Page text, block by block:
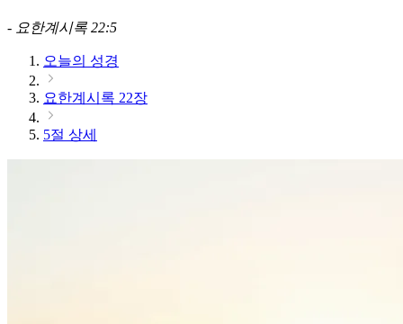
- 요한계시록 22:5
오늘의 성경
요한계시록 22장
5절 상세